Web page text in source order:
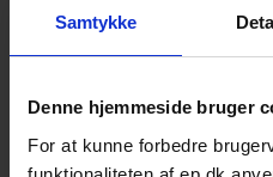
Samtykke
Denne hjemmeside bruger
For at kunne forbedre
Føj til favoritter